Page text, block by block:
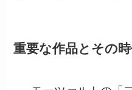
重要な作品とその